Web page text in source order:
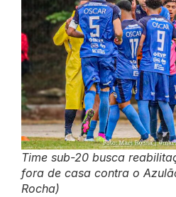
Time sub-20 busca
fora de casa contra o
Rocha)